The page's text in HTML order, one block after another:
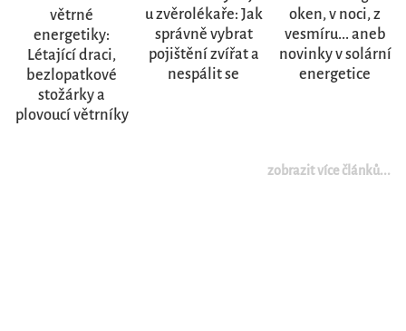
větrné
energetiky:
Létající draci,
bezlopatkové
stožárky a
plovoucí větrníky
u zvěrolékaře: Jak
správně vybrat
pojištění zvířat a
nespálit se
oken, v noci, z
vesmíru... aneb
novinky v solární
energetice
zobrazit více článků...